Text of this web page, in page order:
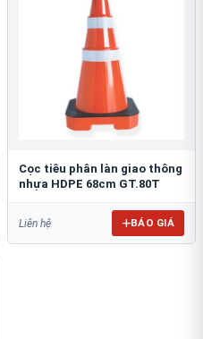
Cọc tiêu phân làn giao thông
nhựa HDPE 68cm GT.80T
Liên hệ BÁO GIÁ